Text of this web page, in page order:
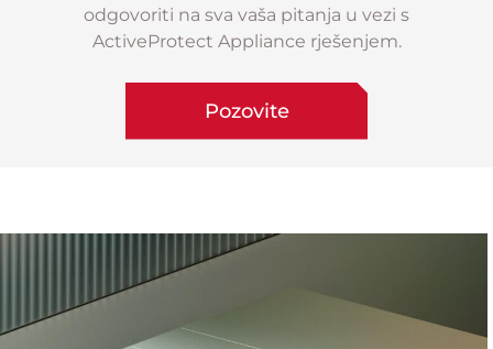
odgovoriti na sva vaša pitanja u vezi s
ActiveProtect Appliance rješenjem.
Pozovite